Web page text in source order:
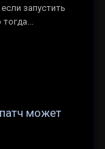
запустить
может